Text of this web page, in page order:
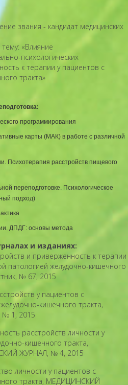
звания - кандидат медицинских
«Влияние
психологических
к терапии у пациентов с
тракта»
программирования
карты (МАК) в работе с различной
Психотерапия расстройств пищевого
переподготовке. Психологическое
подход)
ДПДГ: основы метода
и изданиях:
и приверженность к терапии
патологией желудочно-кишечного
№ 67, 2015
у пациентов с
кишечного тракта,
1, 2015
расстройств личности у
кишечного тракта,
ЖУРНАЛ, № 4, 2015
личности у пациентов с
тракта, МЕДИЦИНСКИЙ